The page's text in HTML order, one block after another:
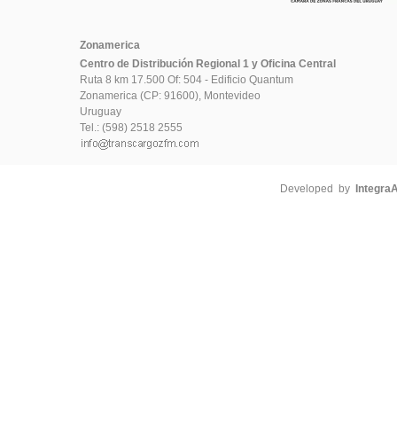
Zonamerica
Centro de Distribución Regional 1 y Oficina Central
Ruta 8 km 17.500 Of: 504 - Edificio Quantum
Zonamerica (CP: 91600), Montevideo
Uruguay
Tel.: (598) 2518 2555
Developed by